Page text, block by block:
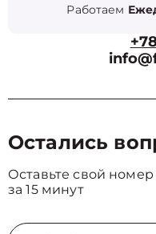
Работаем
Остались
Оставьте свой
за 15 минут